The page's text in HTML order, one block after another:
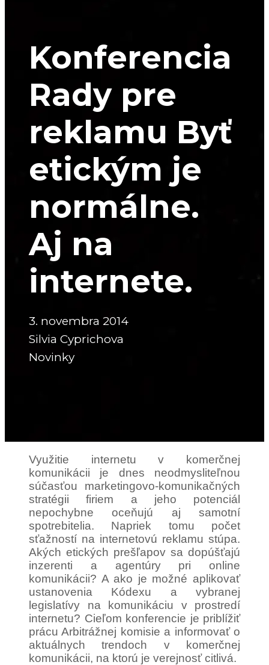
Konferencia
Rady pre
reklamu Byť
etickým je
normálne.
Aj na
internete.
3. novembra 2014
Silvia Cyprichova
Novinky
Využitie internetu v komerčnej
komunikácii je dnes neodmysliteľnou
súčasťou marketingovo-komunikačných
stratégii firiem a jeho potenciál
nepochybne oceňujú aj samotní
spotrebitelia. Napriek tomu počet
sťažností na internetovú reklamu stúpa.
Akých etických prešľapov sa dopúšťajú
inzerenti a agentúry pri online
komunikácii? A ako je možné aplikovať
ustanovenia Kódexu a vybranej
legislatívy na komunikáciu v prostredí
internetu? Cieľom konferencie je priblížiť
prácu Arbitrážnej komisie a informovať o
aktuálnych trendoch v komerčnej
komunikácii, na ktorú je verejnosť citlivá.